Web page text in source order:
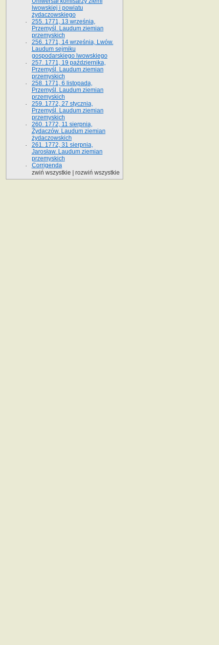
lwowskiej i powiatu
żydaczowskiego
255. 1771, 13 września,
Przemyśl. Laudum ziemian
przemyskich
256. 1771, 14 września, Lwów.
Laudum sejmiku
gospodarskiego lwowskiego
257. 1771, 19 października,
Przemyśl. Laudum ziemian
przemyskich
258. 1771, 6 listopada,
Przemyśl. Laudum ziemian
przemyskich
259. 1772, 27 stycznia,
Przemyśl. Laudum ziemian
przemyskich
260. 1772, 11 sierpnia,
Żydaczów. Laudum ziemian
żydaczowskich
261. 1772, 31 sierpnia,
Jarosław. Laudum ziemian
przemyskich
Corrigenda
zwiń wszystkie
rozwiń wszystkie